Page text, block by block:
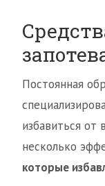
Постоянная
избавиться от
несколько
которые